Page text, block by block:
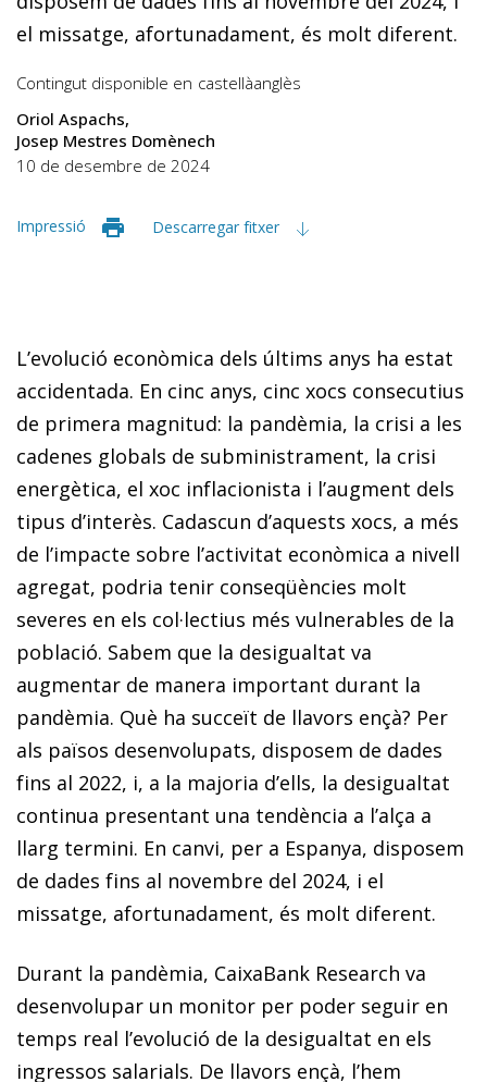
el missatge, afortunadament, és molt diferent.
Contingut disponible en castellàanglès
Oriol Aspachs
Josep Mestres Domènech
10 de desembre de 2024
Impressió Descarregar fitxer
L’evolució econòmica dels últims anys ha estat
accidentada. En cinc anys, cinc xocs consecutius
de primera magnitud: la pandèmia, la crisi a les
cadenes globals de subministrament, la crisi
energètica, el xoc inflacionista i l’augment dels
tipus d’interès. Cadascun d’aquests xocs, a més
de l’impacte sobre l’activitat econòmica a nivell
agregat, podria tenir conseqüències molt
severes en els col·lectius més vulnerables de la
població. Sabem que la desigualtat va
augmentar de manera important durant la
pandèmia. Què ha succeït de llavors ençà? Per
als països desenvolupats, disposem de dades
fins al 2022, i, a la majoria d’ells, la desigualtat
continua presentant una tendència a l’alça a
llarg termini. En canvi, per a Espanya, disposem
de dades fins al novembre del 2024, i el
missatge, afortunadament, és molt diferent.
Durant la pandèmia, CaixaBank Research va
desenvolupar un monitor per poder seguir en
temps real l’evolució de la des­igualtat en els
ingressos salarials. De llavors ençà, l’hem